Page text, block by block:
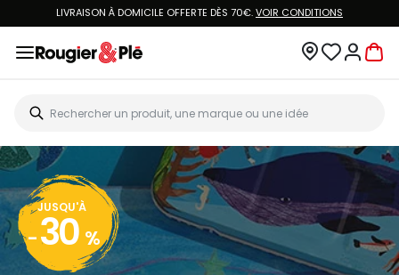
VOUS ÊTES CLIENT ROUGIER&PLÉ ? CRÉEZ UN NOUVEAU MOT DE PASSE ET ACCÉDEZ
ÀVOTRE COMPTE.
JUSQU'À
- 20 %